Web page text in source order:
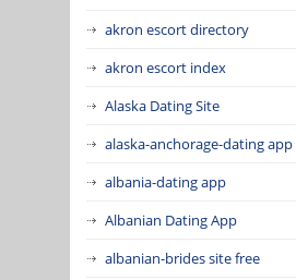
akron escort directory
akron escort index
Alaska Dating Site
alaska-anchorage-dating app
albania-dating app
Albanian Dating App
albanian-brides site free